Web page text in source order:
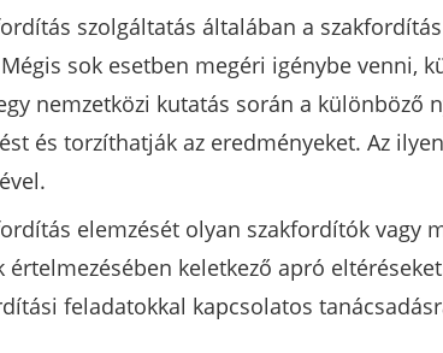
szolgáltatás általában a
sok esetben megéri igénybe venni,
nemzetközi kutatás során a
és torzíthatják az eredményeket. Az
elemzését olyan szakfordítók vagy
értelmezésében keletkező apró
feladatokkal kapcsolatos